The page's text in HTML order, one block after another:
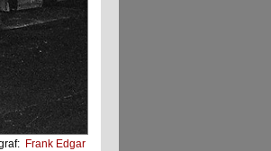
Frank Edgar